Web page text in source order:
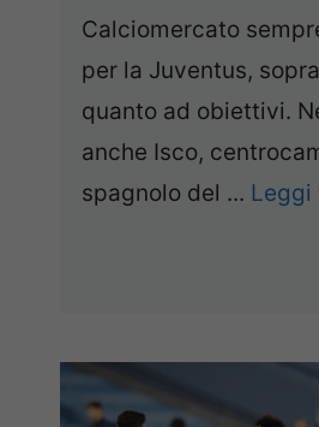
Calciomercato
per la Juventus,
quanto ad obiettivi.
anche Isco,
spagnolo del ...